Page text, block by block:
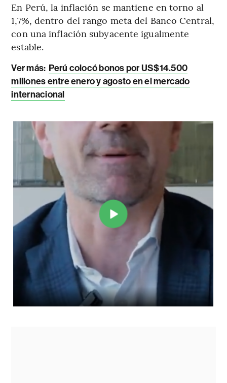
En Perú, la inflación se mantiene en torno al
1,7%, dentro del rango meta del Banco Central,
con una inflación subyacente igualmente
estable.
Ver más: Perú colocó bonos por US$14.500
millones entre enero y agosto en el mercado
internacional